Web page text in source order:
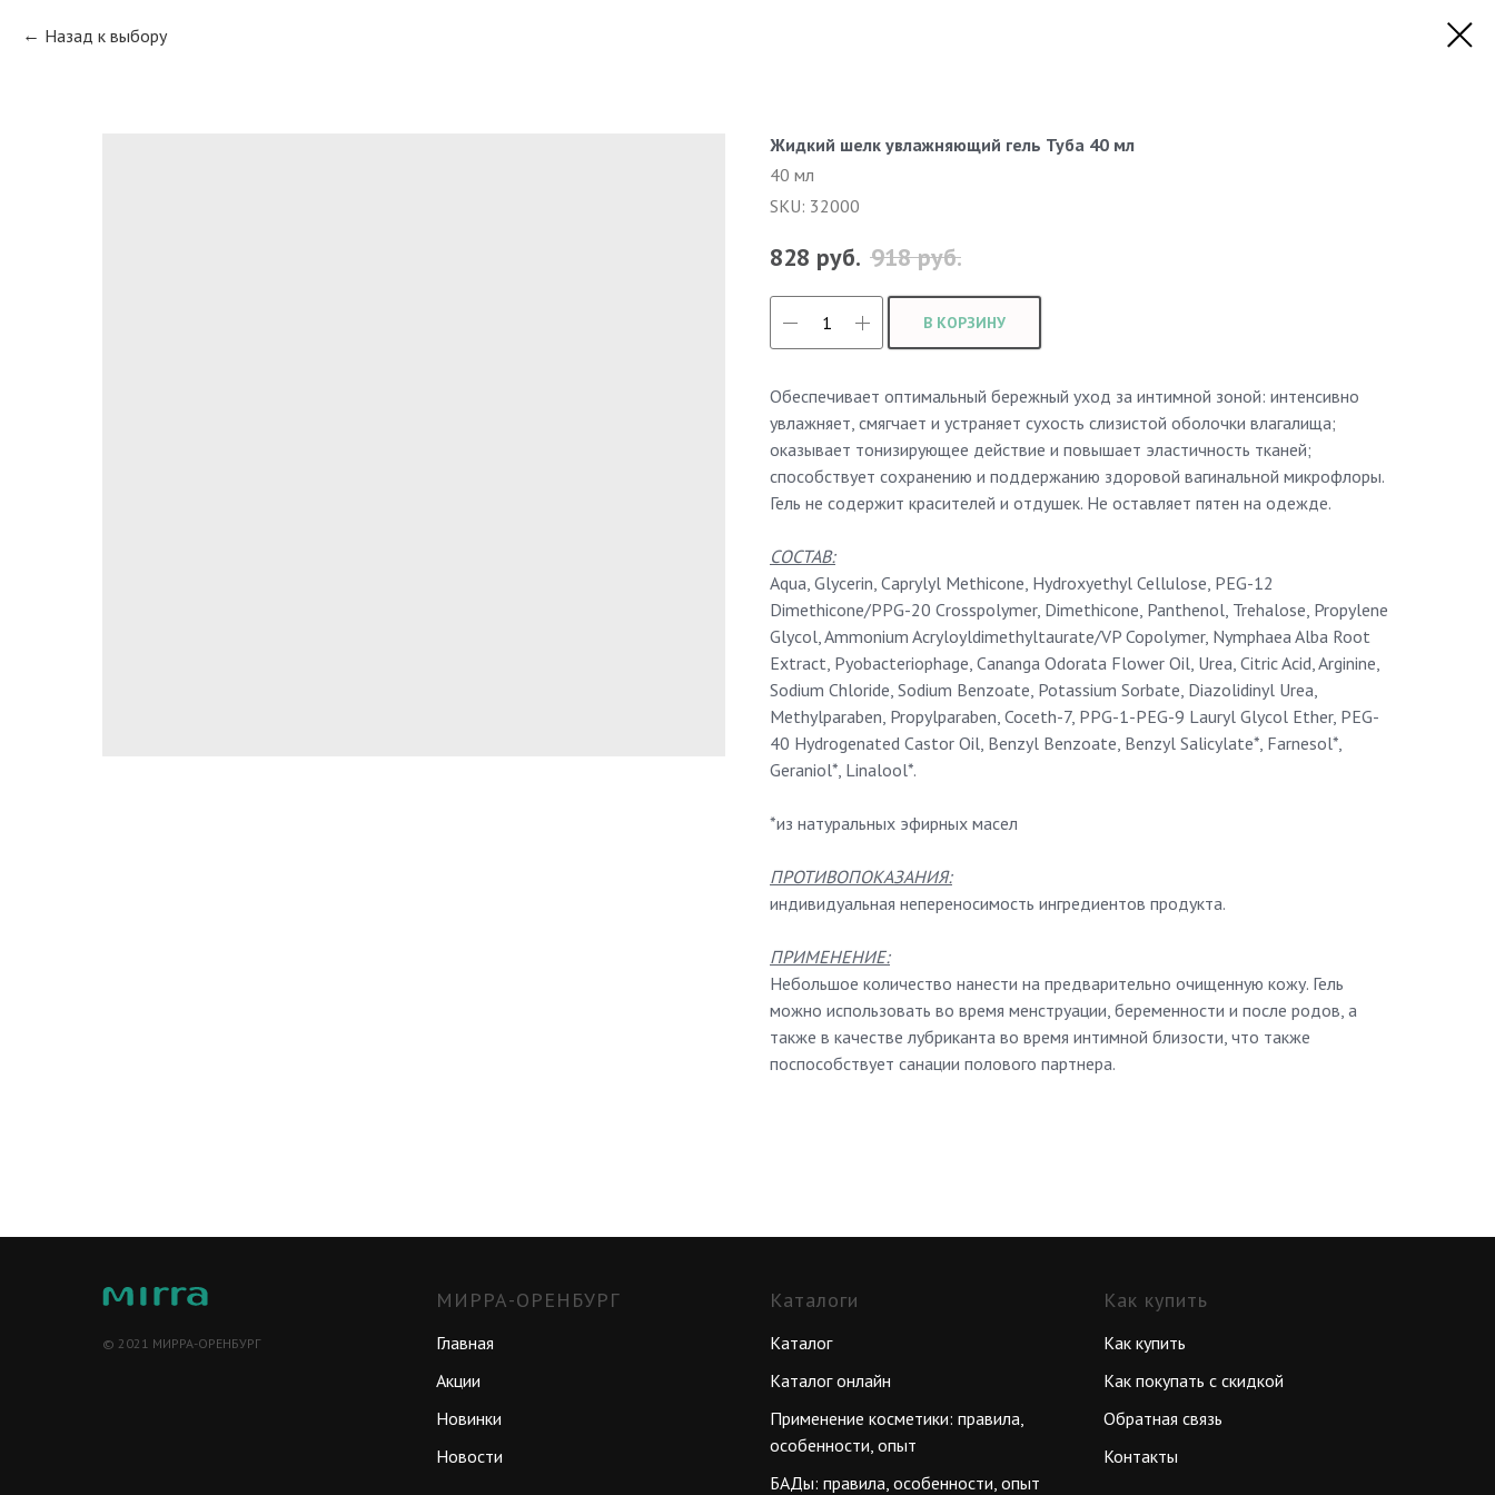
Назад к выбору
Жидкий шелк увлажняющий гель Туба 40 мл
40 мл
SKU: 32000
828 руб. 918 руб.
В КОРЗИНУ
Обеспечивает оптимальный бережный уход за интимной зоной: интенсивно
увлажняет, смягчает и устраняет сухость слизистой оболочки влагалища;
оказывает тонизирующее действие и повышает эластичность тканей;
способствует сохранению и поддержанию здоровой вагинальной микрофлоры.
Гель не содержит красителей и отдушек. Не оставляет пятен на одежде.
СОСТАВ:
Aqua, Glycerin, Caprylyl Methicone, Hydroxyethyl Cellulose, PEG-12
Dimethicone/PPG-20 Crosspolymer, Dimethicone, Panthenol, Trehalose, Propylene
Glycol, Ammonium Acryloyldimethyltaurate/VP Copolymer, Nymphaea Alba Root
Extract, Pyobacteriophage, Cananga Odorata Flower Oil, Urea, Citric Acid, Arginine,
Sodium Chloride, Sodium Benzoate, Potassium Sorbate, Diazolidinyl Urea,
Methylparaben, Propylparaben, Coceth-7, PPG-1-PEG-9 Lauryl Glycol Ether, PEG-
40 Hydrogenated Castor Oil, Benzyl Benzoate, Benzyl Salicylate*, Farnesol*,
Geraniol*, Linalool*.
*из натуральных эфирных масел
ПРОТИВОПОКАЗАНИЯ:
индивидуальная непереносимость ингредиентов продукта.
ПРИМЕНЕНИЕ:
Небольшое количество нанести на предварительно очищенную кожу. Гель
можно использовать во время менструации, беременности и после родов, а
также в качестве лубриканта во время интимной близости, что также
поспособствует санации полового партнера.
© 2021 МИРРА-ОРЕНБУРГ
МИРРА-ОРЕНБУРГ
Главная
Акции
Новинки
Новости
Каталоги
Каталог
Каталог онлайн
Применение косметики: правила,
особенности, опыт
БАДы: правила, особенности, опыт
Как купить
Как купить
Как покупать с скидкой
Обратная связь
Контакты